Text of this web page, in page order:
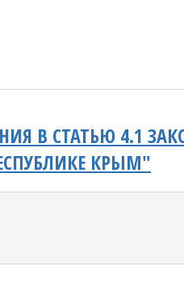
В СТАТЬЮ 4.1
КРЫМ"